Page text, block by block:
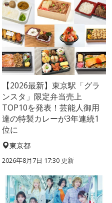
【2026最新】東京駅「グラ
ンスタ」限定弁当売上
TOP10を発表！芸能人御用
達の特製カレーが3年連続1
位に
東京都
2026年8月7日 17:30更新